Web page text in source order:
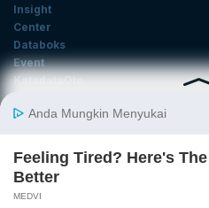
Insight
Center
Databoks
Event
KatadataOto
Email